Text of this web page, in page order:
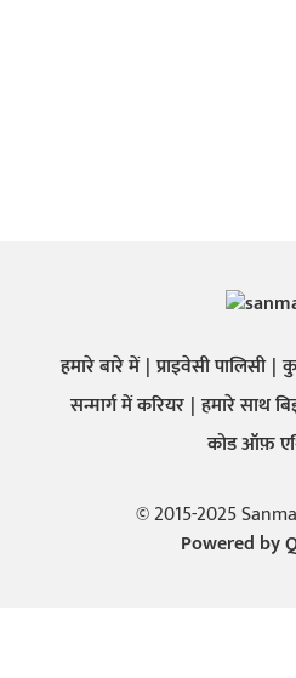
हमारे बारे में प्राइवेसी पालिसी
सन्मार्ग में करियर हमारे साथ
कोड ऑफ़
© 2015-2025
Powered by